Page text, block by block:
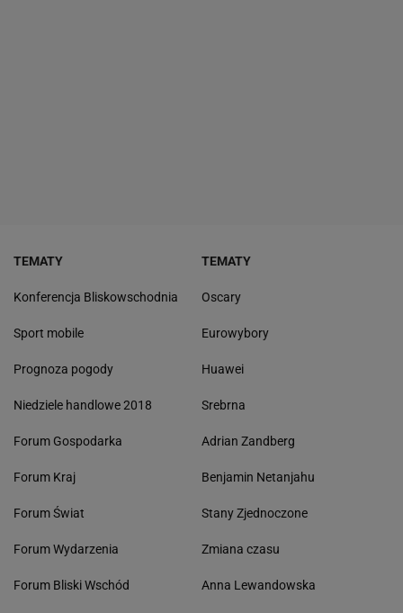
TEMATY
Konferencja Bliskowschodnia
Sport mobile
Prognoza pogody
Niedziele handlowe 2018
Forum Gospodarka
Forum Kraj
Forum Świat
Forum Wydarzenia
Forum Bliski Wschód
TEMATY
Oscary
Eurowybory
Huawei
Srebrna
Adrian Zandberg
Benjamin Netanjahu
Stany Zjednoczone
Zmiana czasu
Anna Lewandowska